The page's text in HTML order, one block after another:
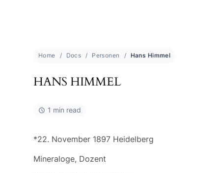
Home Docs Personen Hans Himmel
HANS HIMMEL
1 min read
*22. November 1897 Heidelberg
Mineraloge, Dozent